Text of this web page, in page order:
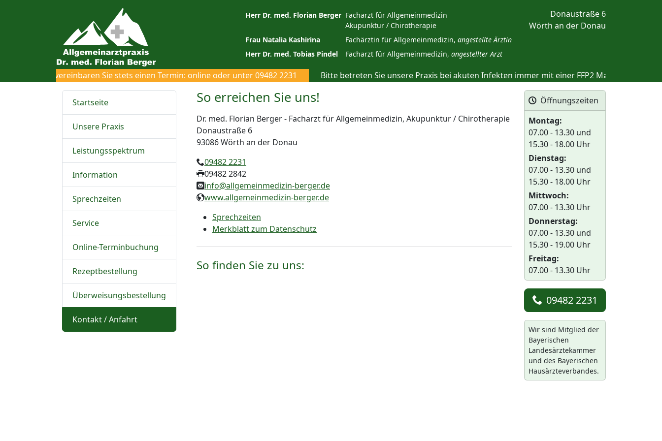
Herr Dr. med. Florian Berger Facharzt für Allgemeinmedizin
Akupunktur / Chirotherapie
Frau Natalia Kashirina
Fachärztin für Allgemeinmedizin, angestellte Ärztin
Herr Dr. med. Tobias Pindel
Facharzt für Allgemeinmedizin, angestellter Arzt
Donaustraße 6
Wörth an der Donau
Bitte vereinbaren Sie stets einen Termin: online oder unter 09482 2231 Bitte betreten Sie unsere Praxis bei akuten Infekten immer mit einer FFP2 Maske
So erreichen Sie uns!
Dr. med. Florian Berger - Facharzt für Allgemeinmedizin, Akupunktur / Chirotherapie
Donaustraße 6
93086 Wörth an der Donau
09482 2231
09482 2842
info@allgemeinmedizin-berger.de
www.allgemeinmedizin-berger.de
Sprechzeiten
Merkblatt zum Datenschutz
So finden Sie zu uns:
Startseite
Unsere Praxis
Leistungsspektrum
Information
Sprechzeiten
Service
Online-Terminbuchung
Rezeptbestellung
Überweisungsbestellung
Kontakt / Anfahrt
Öffnungszeiten
Montag:
07.00 - 13.30 und
15.30 - 18.00 Uhr
Dienstag:
07.00 - 13.30 und
15.30 - 18.00 Uhr
Mittwoch:
07.00 - 13.30 Uhr
Donnerstag:
07.00 - 13.30 und
15.30 - 19.00 Uhr
Freitag:
07.00 - 13.30 Uhr
09482 2231
Wir sind Mitglied der
Bayerischen
Landesärztekammer
und des Bayerischen
Hausärzteverbandes.